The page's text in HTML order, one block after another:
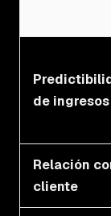
de ingresos
Relación
cliente